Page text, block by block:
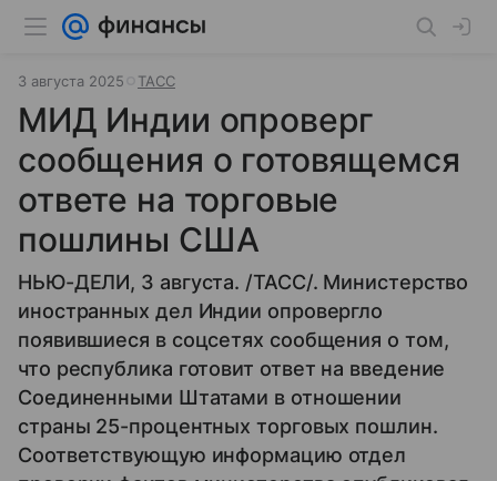
3 августа 2025 ТАСС
МИД Индии опроверг
сообщения о готовящемся
ответе на торговые
пошлины США
НЬЮ-ДЕЛИ, 3 августа. /ТАСС/. Министерство
иностранных дел Индии опровергло
появившиеся в соцсетях сообщения о том,
что республика готовит ответ на введение
Соединенными Штатами в отношении
страны 25-процентных торговых пошлин.
Соответствующую информацию отдел